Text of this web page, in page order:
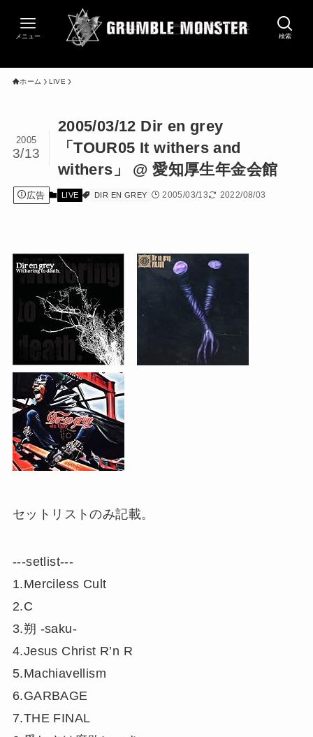
検索
メニュー
ホーム LIVE
2005/03/12 Dir en grey
「TOUR05 It withers and
withers」 @ 愛知厚生年金会館
2005
3/13
広告 LIVE DIR EN GREY 2005/03/13 2022/08/03
セットリストのみ記載。
‐‐‐setlist‐‐‐
1.Merciless Cult
2.C
3.朔 -saku-
4.Jesus Christ R’n R
5.Machiavellism
6.GARBAGE
7.THE FINAL